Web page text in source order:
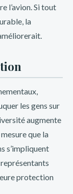
Perú
exclusivas
deportivas y
el tenis, el
una
ganar. Además,
por depósito,
promociones
de ganar.
y nos
l’avion. Si tout
la
les gens sur
augmente
que la
s’impliquent
protection